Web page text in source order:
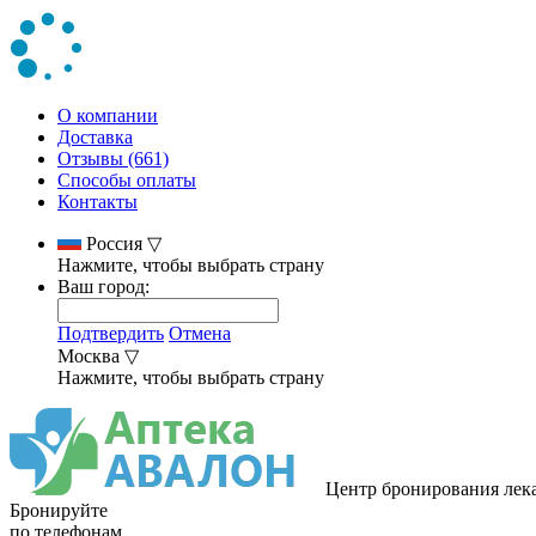
О компании
Доставка
Отзывы (661)
Способы оплаты
Контакты
Россия ▽
Нажмите, чтобы выбрать страну
Ваш город:
Подтвердить Отмена
Москва ▽
Нажмите, чтобы выбрать страну
Центр бронирования
Бронируйте
по телефонам